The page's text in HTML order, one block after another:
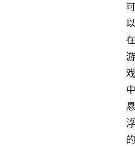
可
以
在
游
戏
中
悬
浮
的